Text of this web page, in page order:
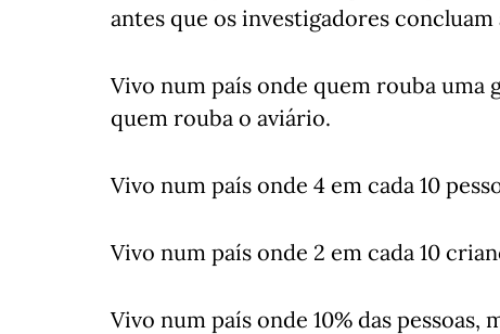
antes que os investigadores concluam
Vivo num país onde quem rouba uma
quem rouba o aviário.
Vivo num país onde 4 em cada 10
Vivo num país onde 2 em cada 10
Vivo num país onde 10% das pessoas,